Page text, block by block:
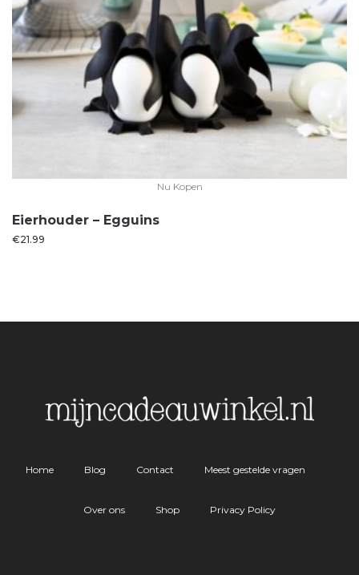
Nu Kopen
Eierhouder – Egguins
€21.99
Home Blog Contact Meest gestelde vragen
Over ons Shop Privacy Policy